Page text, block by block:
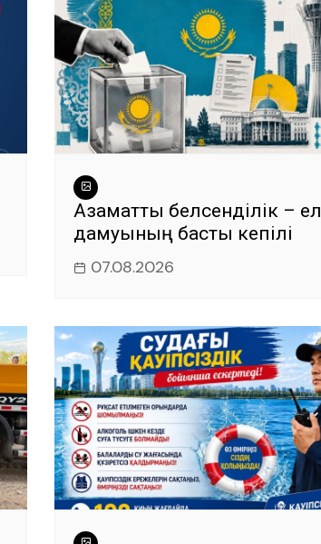
Азаматтық белсенділік – ел
дамуының басты кепілі
07.08.2026